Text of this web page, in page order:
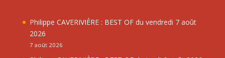
Philippe CAVERIVIÈRE : BEST OF du vendredi 7 août
2026
7 août 2026